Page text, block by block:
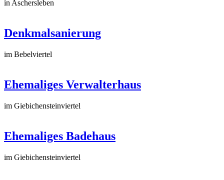
in Aschersleben
Denkmalsanierung
im Bebelviertel
Ehemaliges Verwalterhaus
im Giebichensteinviertel
Ehemaliges Badehaus
im Giebichensteinviertel